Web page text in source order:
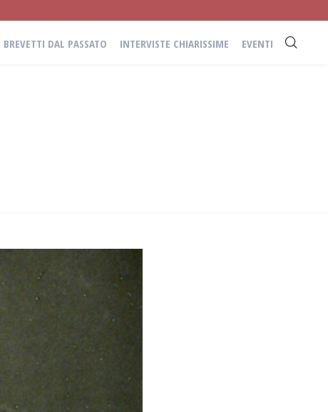
BREVETTI DAL PASSATO INTERVISTE CHIARISSIME EVENTI